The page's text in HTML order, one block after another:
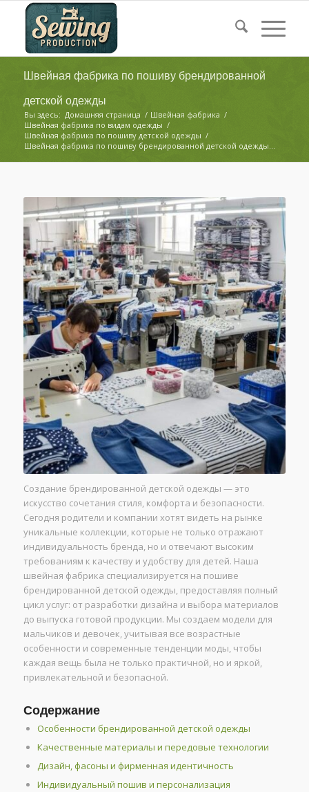
Швейная фабрика по пошиву брендированной
детской одежды
Вы здесь: Домашняя страница / Швейная фабрика /
Швейная фабрика по видам одежды /
Швейная фабрика по пошиву детской одежды /
Швейная фабрика по пошиву брендированной детской одежды...
Создание брендированной детской одежды — это
искусство сочетания стиля, комфорта и безопасности.
Сегодня родители и компании хотят видеть на рынке
уникальные коллекции, которые не только отражают
индивидуальность бренда, но и отвечают высоким
требованиям к качеству и удобству для детей. Наша
швейная фабрика специализируется на пошиве
брендированной детской одежды, предоставляя полный
цикл услуг: от разработки дизайна и выбора материалов
до выпуска готовой продукции. Мы создаем модели для
мальчиков и девочек, учитывая все возрастные
особенности и современные тенденции моды, чтобы
каждая вещь была не только практичной, но и яркой,
привлекательной и безопасной.
Содержание
Особенности брендированной детской одежды
Качественные материалы и передовые технологии
Дизайн, фасоны и фирменная идентичность
Индивидуальный пошив и персонализация